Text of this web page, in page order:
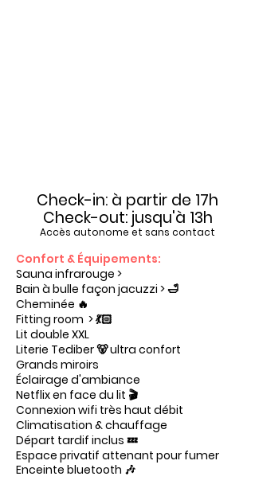
Check-in: à partir de 17h
Check-out: jusqu'à 13h
Accès autonome et sans contact
Confort & Équipements:
Sauna infrarouge >
Bain à bulle façon jacuzzi > 🛁
Cheminée 🔥
Fitting room > 💃🏻
Lit double XXL
Literie Tediber 🐻 ultra confort
Grands miroirs
Éclairage d'ambiance
Netflix en face du lit 🎬
Connexion wifi très haut débit
Climatisation & chauffage
Départ tardif inclus 💤
Espace privatif attenant pour fumer
Enceinte bluetooth 🎶